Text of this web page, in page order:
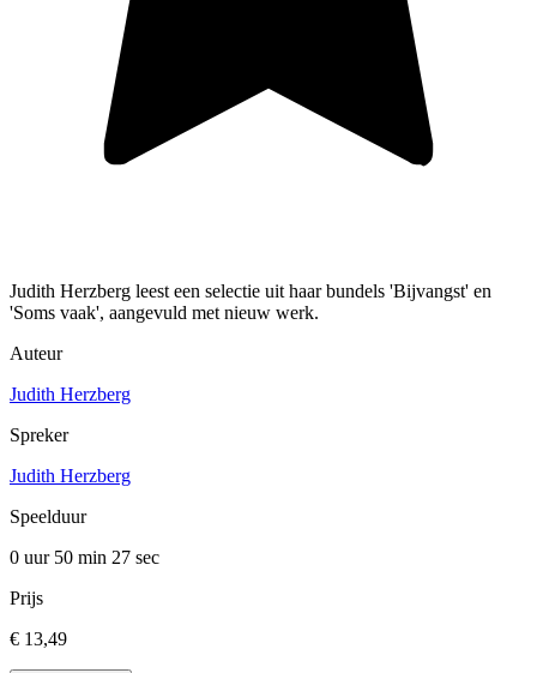
Judith Herzberg leest een selectie uit haar bundels 'Bijvangst' en
'Soms vaak', aangevuld met nieuw werk.
Auteur
Judith Herzberg
Spreker
Judith Herzberg
Speelduur
0 uur 50 min 27 sec
Prijs
€ 13,49